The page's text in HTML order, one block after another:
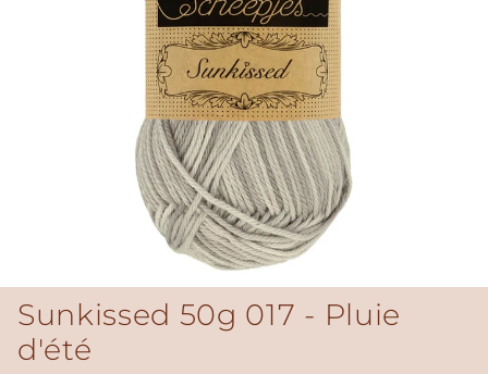
Sunkissed 50g 017 - Pluie
d'été